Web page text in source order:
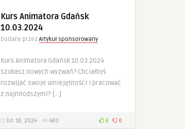
Kurs Animatora Gdańsk
10.03.2024
Dodany przez Artykuł sponsorowany
Kurs Animatora Gdańsk 10.03.2024
Szukasz nowych wyzwań? Chciałbyś
rozwijać swoje umiejętności i pracować
z najmłodszymi? […]
lut 18, 2024 480 3 0